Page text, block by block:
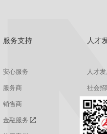
服务支持
安心服务
服务商
销售商
金融服务
人才
人才
社会
校园